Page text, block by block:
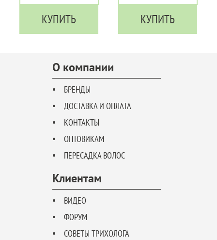
КУПИТЬ КУПИТЬ
О компании
БРЕНДЫ
ДОСТАВКА И ОПЛАТА
КОНТАКТЫ
ОПТОВИКАМ
ПЕРЕСАДКА ВОЛОС
Клиентам
ВИДЕО
ФОРУМ
СОВЕТЫ ТРИХОЛОГА